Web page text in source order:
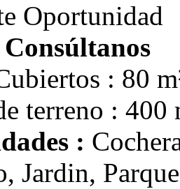
Oportunidad
: 80
terreno : 400
:
Jardin, Parque